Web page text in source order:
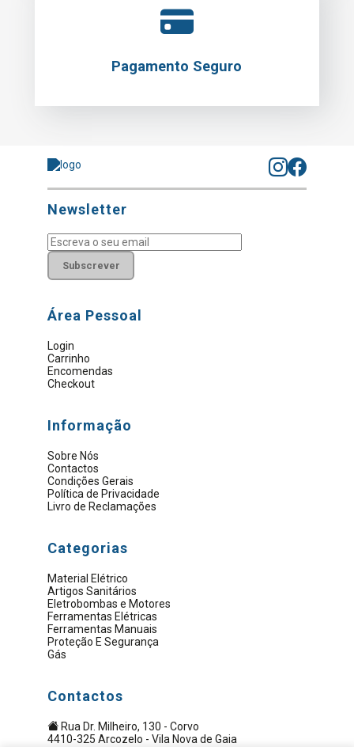
Pagamento Seguro
Newsletter
Subscrever
Área Pessoal
Login
Carrinho
Encomendas
Checkout
Informação
Sobre Nós
Contactos
Condições Gerais
Política de Privacidade
Livro de Reclamações
Categorias
Material Elétrico
Artigos Sanitários
Eletrobombas e Motores
Ferramentas Elétricas
Ferramentas Manuais
Proteção E Segurança
Gás
Contactos
Rua Dr. Milheiro, 130 - Corvo
4410-325 Arcozelo - Vila Nova de Gaia